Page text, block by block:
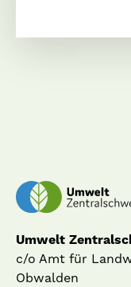
Umwelt
c/o Amt für
Obwalden